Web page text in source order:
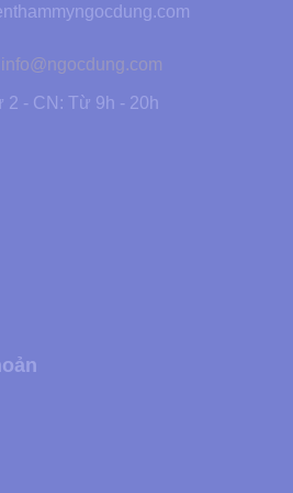
info@ngocdung.com
2 - CN: Từ 9h - 20h